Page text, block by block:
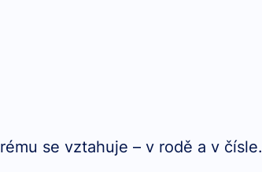
se vztahuje – v rodě a v čísle.